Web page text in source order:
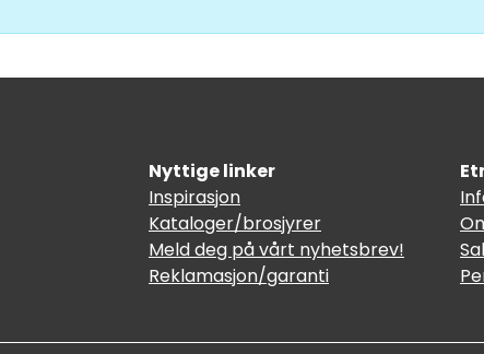
Nyttige linker
Inspirasjon
Kataloger/brosjyrer
Meld deg på vårt nyhetsbrev!
Reklamasjon/garanti